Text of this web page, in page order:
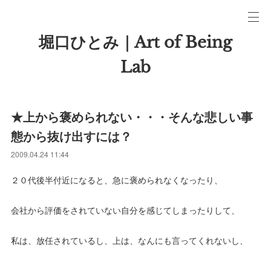
堀口ひとみ｜Art of Being
Lab
★上から褒められない・・・そんな悲しい事
態から抜け出すには？
2009.04.24 11:44
２０代後半付近になると、急に褒められなくなったり、
会社から評価をされていない自分を感じてしまったりして、
私は、放任されているし、上は、なんにも言ってくれないし、